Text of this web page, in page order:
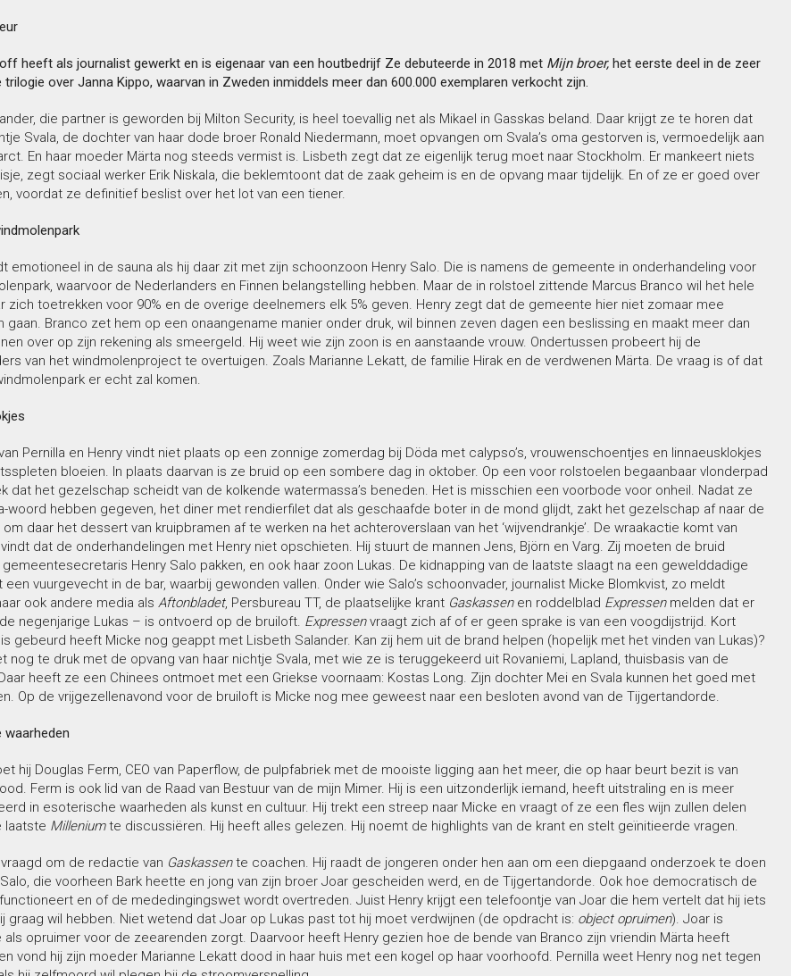
heeft als journalist gewerkt en is eigenaar van een houtbedrijf Ze debuteerde in 2018 met Mijn broer,het eerste deel in de zeer
over Janna Kippo, waarvan in Zweden inmiddels meer dan 600.000 exemplaren verkocht zijn.
die partner is geworden bij Milton Security, is heel toevallig net als Mikael in Gasskas beland. Daar krijgt ze te horen dat
Svala, de dochter van haar dode broer Ronald Niedermann, moet opvangen om Svala’s oma gestorven is, vermoedelijk aan
En haar moeder Märta nog steeds vermist is. Lisbeth zegt dat ze eigenlijk terug moet naar Stockholm. Er mankeert niets
zegt sociaal werker Erik Niskala, die beklemtoont dat de zaak geheim is en de opvang maar tijdelijk. En of ze er goed over
voordat ze definitief beslist over het lot van een tiener.
emotioneel in de sauna als hij daar zit met zijn schoonzoon Henry Salo. Die is namens de gemeente in onderhandeling voor
waarvoor de Nederlanders en Finnen belangstelling hebben. Maar de in rolstoel zittende Marcus Branco wil het hele
zich toetrekken voor 90% en de overige deelnemers elk 5% geven. Henry zegt dat de gemeente hier niet zomaar mee
gaan. Branco zet hem op een onaangename manier onder druk, wil binnen zeven dagen een beslissing en maakt meer dan
over op zijn rekening als smeergeld. Hij weet wie zijn zoon is en aanstaande vrouw. Ondertussen probeert hij de
van het windmolenproject te overtuigen. Zoals Marianne Lekatt, de familie Hirak en de verdwenen Märta. De vraag is of dat
er echt zal komen.
Pernilla en Henry vindt niet plaats op een zonnige zomerdag bij Döda met calypso’s, vrouwenschoentjes en linnaeusklokjes
bloeien. In plaats daarvan is ze bruid op een sombere dag in oktober. Op een voor rolstoelen begaanbaar vlonderpad
dat het gezelschap scheidt van de kolkende watermassa’s beneden. Het is misschien een voorbode voor onheil. Nadat ze
woord hebben gegeven, het diner met rendierfilet dat als geschaafde boter in de mond glijdt, zakt het gezelschap af naar de
om daar het dessert van kruipbramen af te werken na het achteroverslaan van het ‘wijvendrankje’. De wraakactie komt van
dat de onderhandelingen met Henry niet opschieten. Hij stuurt de mannen Jens, Björn en Varg. Zij moeten de bruid
gemeentesecretaris Henry Salo pakken, en ook haar zoon Lukas. De kidnapping van de laatste slaagt na een gewelddadige
een vuurgevecht in de bar, waarbij gewonden vallen. Onder wie Salo’s schoonvader, journalist Micke Blomkvist, zo meldt
ook andere media als Aftonbladet, Persbureau TT, de plaatselijke krant Gaskassen en roddelblad Expressen melden dat er
negenjarige Lukas – is ontvoerd op de bruiloft. Expressenvraagt zich af of er geen sprake is van een voogdijstrijd. Kort
gebeurd heeft Micke nog geappt met Lisbeth Salander. Kan zij hem uit de brand helpen (hopelijk met het vinden van Lukas)?
nog te druk met de opvang van haar nichtje Svala, met wie ze is teruggekeerd uit Rovaniemi, Lapland, thuisbasis van de
heeft ze een Chinees ontmoet met een Griekse voornaam: Kostas Long. Zijn dochter Mei en Svala kunnen het goed met
Op de vrijgezellenavond voor de bruiloft is Micke nog mee geweest naar een besloten avond van de Tijgertandorde.
waarheden
hij Douglas Ferm, CEO van Paperflow, de pulpfabriek met de mooiste ligging aan het meer, die op haar beurt bezit is van
Ferm is ook lid van de Raad van Bestuur van de mijn Mimer. Hij is een uitzonderlijk iemand, heeft uitstraling en is meer
in esoterische waarheden als kunst en cultuur. Hij trekt een streep naar Micke en vraagt of ze een fles wijn zullen delen
laatste Milleniumte discussiëren. Hij heeft alles gelezen. Hij noemt de highlights van de krant en stelt geïnitieerde vragen.
om de redactie van Gaskassente coachen. Hij raadt de jongeren onder hen aan om een diepgaand onderzoek te doen
die voorheen Bark heette en jong van zijn broer Joar gescheiden werd, en de Tijgertandorde. Ook hoe democratisch de
en of de mededingingswet wordt overtreden. Juist Henry krijgt een telefoontje van Joar die hem vertelt dat hij iets
graag wil hebben. Niet wetend dat Joar op Lukas past tot hij moet verdwijnen (de opdracht is: object opruimen). Joar is
als opruimer voor de zeearenden zorgt. Daarvoor heeft Henry gezien hoe de bende van Branco zijn vriendin Märta heeft
vond hij zijn moeder Marianne Lekatt dood in haar huis met een kogel op haar voorhoofd. Pernilla weet Henry nog net tegen